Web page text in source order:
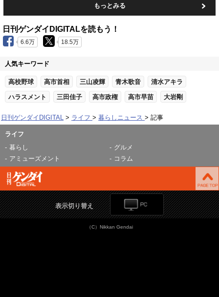
もっとみる
日刊ゲンダイDIGITALを読もう！
6.6万 18.5万
人気キーワード
高校野球 高市首相 三山凌輝 青木歌音 清水アキラ
ハラスメント 三田佳子 高市政権 高市早苗 大岩剛
日刊ゲンダイDIGITAL ライフ 暮らしニュース 記事
ライフ
暮らし
グルメ
アミューズメント
コラム
表示切り替え
（C）Nikkan Gendai